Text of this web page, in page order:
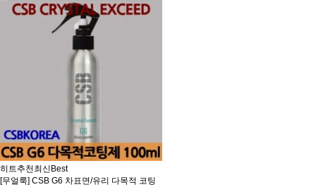
히트추천최신 Best
[무얼룩] CSB G6 차표면/유리 다목적 코팅